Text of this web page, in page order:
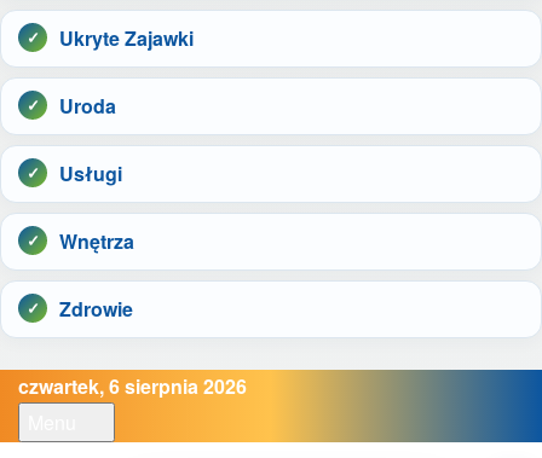
Ukryte Zajawki
Uroda
Usługi
Wnętrza
Zdrowie
czwartek, 6 sierpnia 2026